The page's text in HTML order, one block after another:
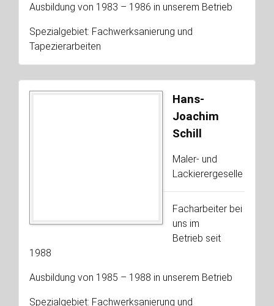
Ausbildung von 1983 – 1986 in unserem Betrieb
Spezialgebiet: Fachwerksanierung und
Tapezierarbeiten
Hans-
Joachim
Schill
Maler- und
Lackierergeselle
Facharbeiter bei
uns im
Betrieb seit
1988
Ausbildung von 1985 – 1988 in unserem Betrieb
Spezialgebiet: Fachwerksanierung und